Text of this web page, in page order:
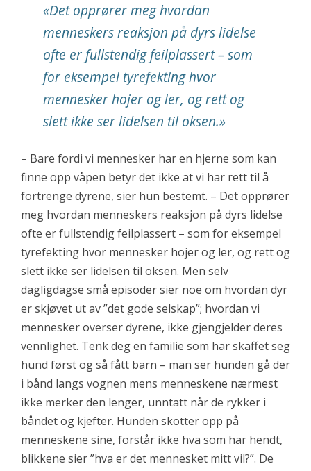
«Det opprører meg hvordan
menneskers reaksjon på dyrs lidelse
ofte er fullstendig feilplassert – som
for eksempel tyrefekting hvor
mennesker hojer og ler, og rett og
slett ikke ser lidelsen til oksen.»
– Bare fordi vi mennesker har en hjerne som kan
finne opp våpen betyr det ikke at vi har rett til å
fortrenge dyrene, sier hun bestemt. – Det opprører
meg hvordan menneskers reaksjon på dyrs lidelse
ofte er fullstendig feilplassert – som for eksempel
tyrefekting hvor mennesker hojer og ler, og rett og
slett ikke ser lidelsen til oksen. Men selv
dagligdagse små episoder sier noe om hvordan dyr
er skjøvet ut av ”det gode selskap”; hvordan vi
mennesker overser dyrene, ikke gjengjelder deres
vennlighet. Tenk deg en familie som har skaffet seg
hund først og så fått barn – man ser hunden gå der
i bånd langs vognen mens menneskene nærmest
ikke merker den lenger, unntatt når de rykker i
båndet og kjefter. Hunden skotter opp på
menneskene sine, forstår ikke hva som har hendt,
blikkene sier ”hva er det mennesket mitt vil?”. De